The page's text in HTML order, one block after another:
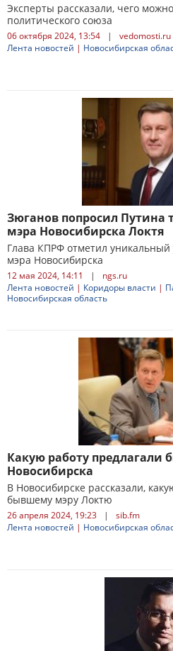
Эксперты рассказали, чего
политического союза
06 октября 2024, 13:54 |
vedomosti.ru
Лента новостей | Новосибирская
Зюганов попросил Путина
мэра Новосибирска Локтя
Глава КПРФ отметил
мэра Новосибирска
12 мая 2024, 14:11 |
ngs.ru
Лента новостей | Коридоры власти |
Новосибирская область
Какую работу предлагали
Новосибирска
В Новосибирске рассказали,
бывшему мэру Локтю
26 апреля 2024, 19:23 |
sib.fm
Лента новостей | Новосибирская